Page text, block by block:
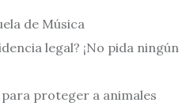
de Música
legal? ¡No pida ningún
para proteger a animales